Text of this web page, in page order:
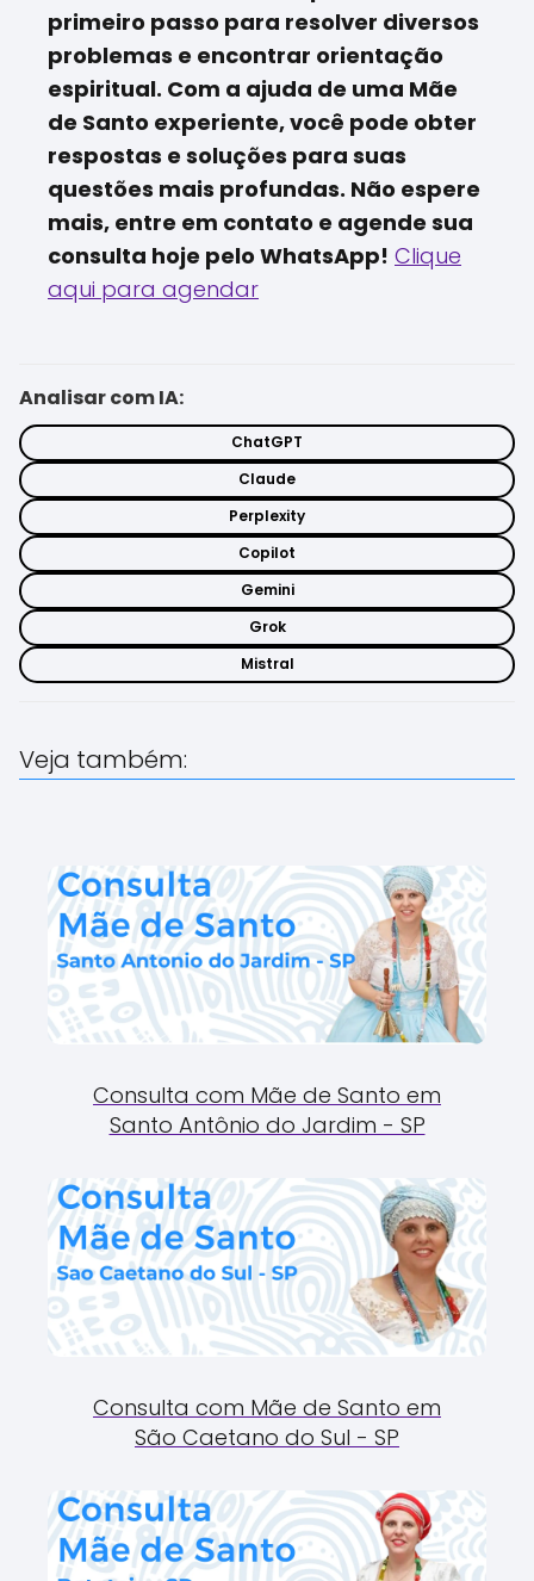
primeiro passo para resolver diversos
problemas e encontrar orientação
espiritual. Com a ajuda de uma Mãe
de Santo experiente, você pode obter
respostas e soluções para suas
questões mais profundas. Não espere
mais, entre em contato e agende sua
consulta hoje pelo WhatsApp! Clique
aqui para agendar
Analisar com IA:
ChatGPT
Claude
Perplexity
Copilot
Gemini
Grok
Mistral
Veja também:
Consulta com Mãe de Santo em
Santo Antônio do Jardim - SP
Consulta com Mãe de Santo em
São Caetano do Sul - SP